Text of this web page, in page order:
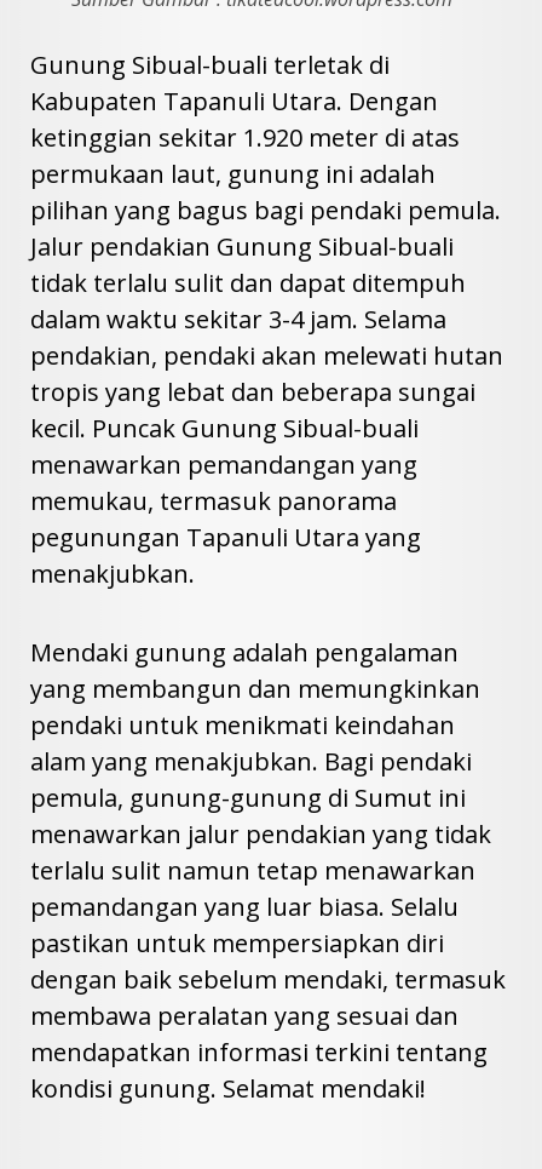
Gunung Sibual-buali terletak di
Kabupaten Tapanuli Utara. Dengan
ketinggian sekitar 1.920 meter di atas
permukaan laut, gunung ini adalah
pilihan yang bagus bagi pendaki pemula.
Jalur pendakian Gunung Sibual-buali
tidak terlalu sulit dan dapat ditempuh
dalam waktu sekitar 3-4 jam. Selama
pendakian, pendaki akan melewati hutan
tropis yang lebat dan beberapa sungai
kecil. Puncak Gunung Sibual-buali
menawarkan pemandangan yang
memukau, termasuk panorama
pegunungan Tapanuli Utara yang
menakjubkan.
Mendaki gunung adalah pengalaman
yang membangun dan memungkinkan
pendaki untuk menikmati keindahan
alam yang menakjubkan. Bagi pendaki
pemula, gunung-gunung di Sumut ini
menawarkan jalur pendakian yang tidak
terlalu sulit namun tetap menawarkan
pemandangan yang luar biasa. Selalu
pastikan untuk mempersiapkan diri
dengan baik sebelum mendaki, termasuk
membawa peralatan yang sesuai dan
mendapatkan informasi terkini tentang
kondisi gunung. Selamat mendaki!